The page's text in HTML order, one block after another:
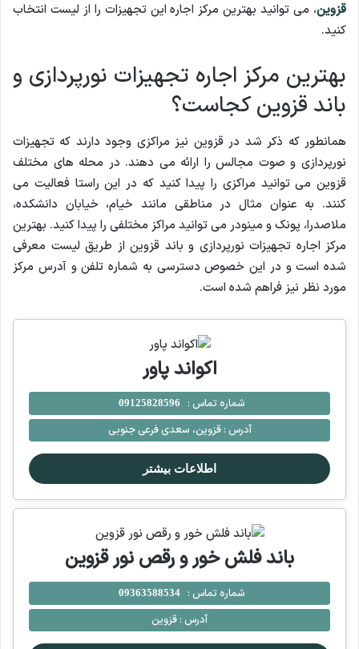
قزوین، می توانید بهترین مرکز اجاره این تجهیزات را از لیست انتخاب
کنید.
بهترین مرکز اجاره تجهیزات نورپردازی و
باند قزوین کجاست؟
همانطور که ذکر شد در قزوین نیز مراکزی وجود دارند که تجهیزات
نورپردازی و صوت مجالس را ارائه می دهند. در محله های مختلف
قزوین می توانید مراکزی را پیدا کنید که در این راستا فعالیت می
کنند. به عنوان مثال در مناطقی مانند خیام، خیابان دانشکده،
ملاصدرا، پونک و مینودر می توانید مراکز مختلفی را پیدا کنید. بهترین
مرکز اجاره تجهیزات نورپردازی و باند قزوین از طریق لیست معرفی
شده است و در این خصوص دسترسی به شماره تلفن و آدرس مرکز
مورد نظر نیز فراهم شده است.
اکواند پاور
شماره تماس : 09125828596
آدرس : قزوین، سعدی فرعی جنوبی
اطلاعات بیشتر
باند فلش خور و رقص نور قزوین
شماره تماس : 09363588534
آدرس : قزوین